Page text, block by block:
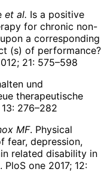
et al. Is a positive
for chronic non-
a corresponding
(s) of performance?
21: 575–598
und
therapeutische
276–282
MF. Physical
fear, depression,
related disability in
PloS one 2017; 12: